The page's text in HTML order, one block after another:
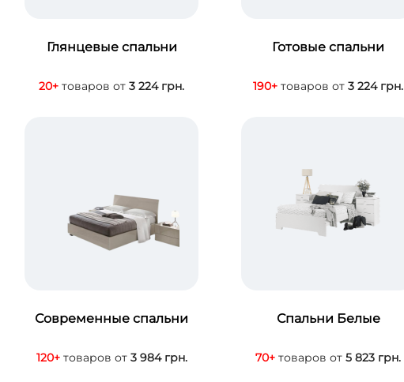
Глянцевые спальни
20+ товаров от 3 224 грн.
Готовые спальни
190+ товаров от 3 224 грн.
Современные спальни
120+товаров от 3 984 грн.
Спальни Белые
70+ товаров от 5 823 грн.